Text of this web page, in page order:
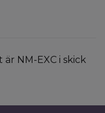
NM-EXC i skick